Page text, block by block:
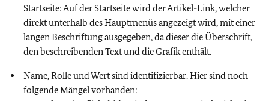
Startseite: Auf der Startseite wird der Artikel-Link, welcher
direkt unterhalb des Hauptmenüs angezeigt wird, mit einer
langen Beschriftung ausgegeben, da dieser die Überschrift,
den beschreibenden Text und die Grafik enthält.
Name, Rolle und Wert sind identifizierbar. Hier sind noch
folgende Mängel vorhanden: